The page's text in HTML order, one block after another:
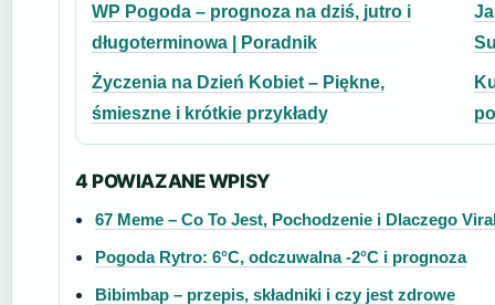
WP Pogoda – prognoza na dziś, jutro i
długoterminowa | Poradnik
Życzenia na Dzień Kobiet – Piękne,
śmieszne i krótkie przykłady
4 POWIAZANE WPISY
67 Meme – Co To Jest, Pochodzenie i Dlaczego
Pogoda Rytro: 6°C, odczuwalna -2°C i prognoza
Bibimbap – przepis, składniki i czy jest zdrowe